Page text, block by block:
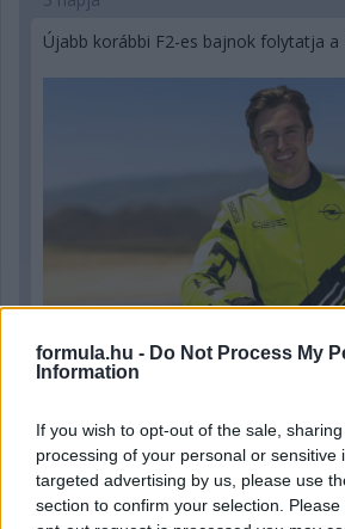
formula.hu - Do Not Process My
Information
If you wish to opt-out of the sale,
processing of your personal or sensitive
targeted advertising by us, please use
section to confirm your selection.
Újabb korábbi F2-es bajnok folytatja a
Newey biztos benne, hogy Alonso
Martinnál